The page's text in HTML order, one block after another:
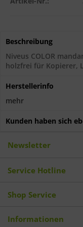
Beschreibung
Niveus COLOR
holzfrei für Kopierer,
Herstellerinfo
mehr
Kunden haben sich
Newsletter
Service Hotline
Shop Service
Informationen